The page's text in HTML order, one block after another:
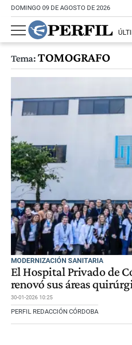
DOMINGO 09 DE AGOSTO DE 2026
Tema:TOMOGRAFO
MODERNIZACIÓN SANITARIA
El Hospital Privado de
renovó sus áreas
30-01-2026 10:25
PERFIL REDACCIÓN CÓRDOBA